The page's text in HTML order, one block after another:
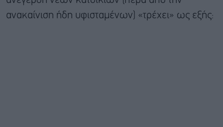
ανακαίνιση ήδη υφισταμένων) «τρέχει» ως εξής: